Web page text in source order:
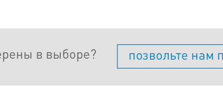
в выборе? позвольте нам